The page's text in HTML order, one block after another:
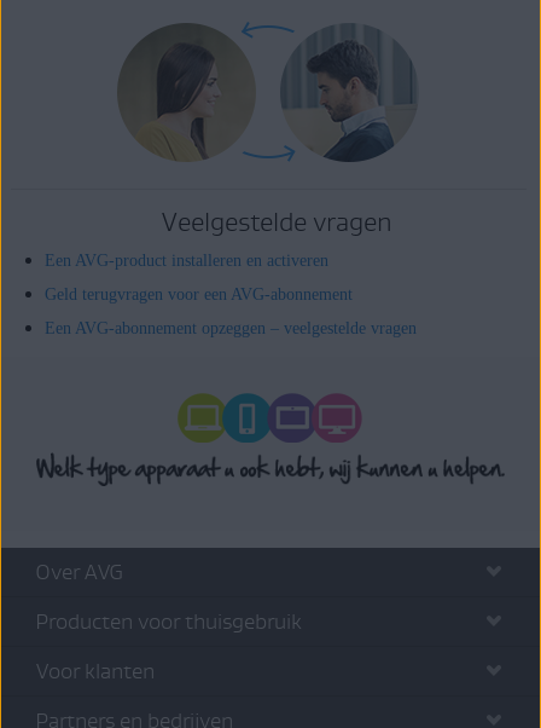
Veelgestelde vragen
Een AVG-product installeren en activeren
Geld terugvragen voor een AVG-abonnement
Een AVG-abonnement opzeggen – veelgestelde vragen
Over AVG
Producten voor thuisgebruik
Voor klanten
Partners en bedrijven